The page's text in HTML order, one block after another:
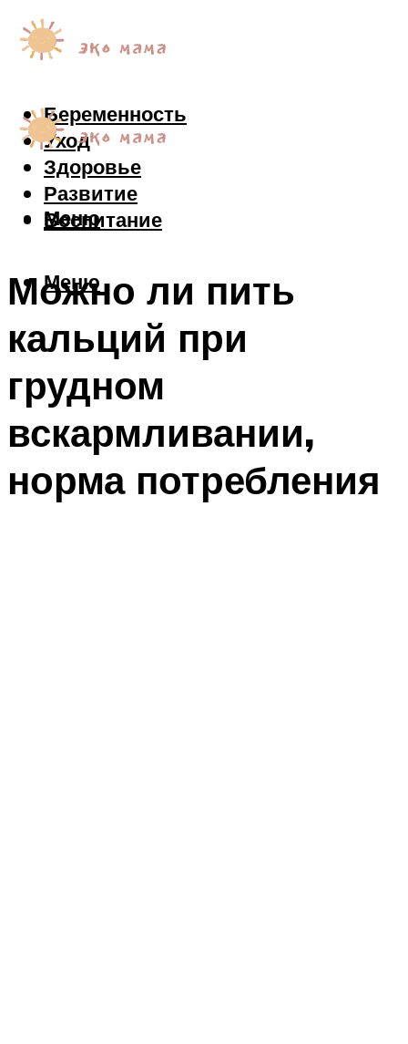
Беременность
Уход
Здоровье
Развитие
Воспитание
Меню
Меню
Можно ли пить
кальций при
грудном
вскармливании,
норма потребления